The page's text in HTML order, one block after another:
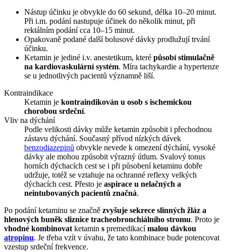
Nástup účinku je obvykle do 60 sekund, délka 10–20 minut.
Při i.m. podání nastupuje účinek do několik minut, při
rektálním podání cca 10–15 minut.
Opakovaně podané další bolusové dávky prodlužují trvání
účinku.
Ketamin je jediné i.v. anestetikum, které působí stimulačně
na kardiovaskulární systém. Míra tachykardie a hypertenze
se u jednotlivých pacientů významně liší.
Kontraindikace
Ketamin je kontraindikován u osob s ischemickou
chorobou srdeční.
Vliv na dýchání
Podle velikosti dávky může ketamin způsobit i přechodnou
zástavu dýchání. Současný přívod nízkých dávek
benzodiazepinů obvykle nevede k omezení dýchání, vysoké
dávky ale mohou způsobit výrazný útlum. Svalový tonus
horních dýchacích cest se i při působení ketaminu dobře
udržuje, totéž se vztahuje na ochranné reflexy velkých
dýchacích cest. Přesto je aspirace u nelačných a
neintubovaných pacientů značná.
Po podání ketaminu se značně zvyšuje sekrece slinných žláz a
hlenových buněk sliznice tracheobronchiálního stromu. Proto je
vhodné kombinovat ketamin s premedikacímalou dávkou
atropinu. Je třeba vzít v úvahu, že tato kombinace bude potencovat
vzestup srdeční frekvence.